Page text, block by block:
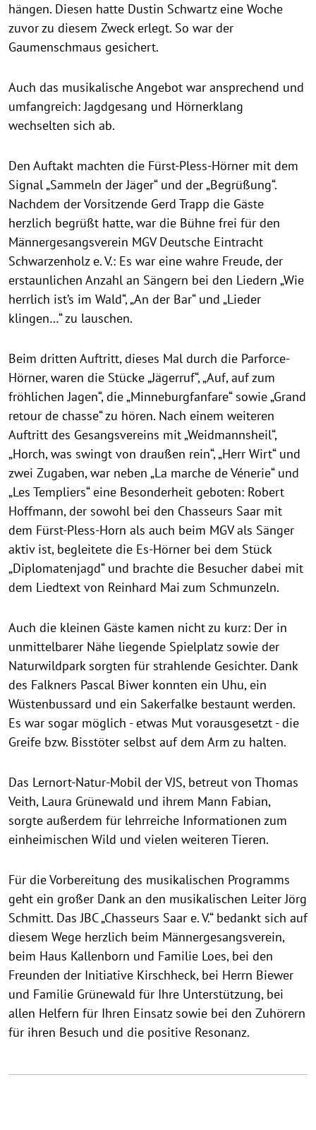
hängen. Diesen hatte Dustin Schwartz eine Woche
zuvor zu diesem Zweck erlegt. So war der
Gaumenschmaus gesichert.
Auch das musikalische Angebot war ansprechend und
umfangreich: Jagdgesang und Hörnerklang
wechselten sich ab.
Den Auftakt machten die Fürst-Pless-Hörner mit dem
Signal „Sammeln der Jäger“ und der „Begrüßung“.
Nachdem der Vorsitzende Gerd Trapp die Gäste
herzlich begrüßt hatte, war die Bühne frei für den
Männergesangsverein MGV Deutsche Eintracht
Schwarzenholz e. V.: Es war eine wahre Freude, der
erstaunlichen Anzahl an Sängern bei den Liedern „Wie
herrlich ist’s im Wald“, „An der Bar“ und „Lieder
klingen…“ zu lauschen.
Beim dritten Auftritt, dieses Mal durch die Parforce-
Hörner, waren die Stücke „Jägerruf“, „Auf, auf zum
fröhlichen Jagen“, die „Minneburgfanfare“ sowie „Grand
retour de chasse“ zu hören. Nach einem weiteren
Auftritt des Gesangsvereins mit „Weidmannsheil“,
„Horch, was swingt von draußen rein“, „Herr Wirt“ und
zwei Zugaben, war neben „La marche de Vénerie“ und
„Les Templiers“ eine Besonderheit geboten: Robert
Hoffmann, der sowohl bei den Chasseurs Saar mit
dem Fürst-Pless-Horn als auch beim MGV als Sänger
aktiv ist, begleitete die Es-Hörner bei dem Stück
„Diplomatenjagd“ und brachte die Besucher dabei mit
dem Liedtext von Reinhard Mai zum Schmunzeln.
Auch die kleinen Gäste kamen nicht zu kurz: Der in
unmittelbarer Nähe liegende Spielplatz sowie der
Naturwildpark sorgten für strahlende Gesichter. Dank
des Falkners Pascal Biwer konnten ein Uhu, ein
Wüstenbussard und ein Sakerfalke bestaunt werden.
Es war sogar möglich - etwas Mut vorausgesetzt - die
Greife bzw. Bisstöter selbst auf dem Arm zu halten.
Das Lernort-Natur-Mobil der VJS, betreut von Thomas
Veith, Laura Grünewald und ihrem Mann Fabian,
sorgte außerdem für lehrreiche Informationen zum
einheimischen Wild und vielen weiteren Tieren.
Für die Vorbereitung des musikalischen Programms
geht ein großer Dank an den musikalischen Leiter Jörg
Schmitt. Das JBC „Chasseurs Saar e. V.“ bedankt sich auf
diesem Wege herzlich beim Männergesangsverein,
beim Haus Kallenborn und Familie Loes, bei den
Freunden der Initiative Kirschheck, bei Herrn Biewer
und Familie Grünewald für Ihre Unterstützung, bei
allen Helfern für Ihren Einsatz sowie bei den Zuhörern
für ihren Besuch und die positive Resonanz.